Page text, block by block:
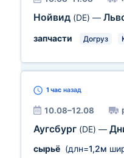
Нойвид (DE) —
запчасти
Догруз
1 час назад
10.08–12.08
Аугсбург (DE) —
сырьё (длн=1,2м